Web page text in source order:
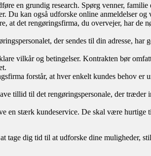
en grundig research. Spørg venner,
Du kan også udforske online anmeldelser
at det rengøringsfirma, du overvejer, har
der sendes til din adresse,
vilkår og betingelser. Kontrakten bør
forstår, at hver enkelt kundes behov
tillid til det rengøringspersonale, der
en stærk kundeservice. De skal være
dig tid til at udforske dine muligheder,